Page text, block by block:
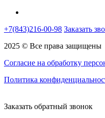
+7(843)216-00-98 Заказать
2025 © Все права защищены
Согласие на обработку
Политика
Заказать обратный звонок